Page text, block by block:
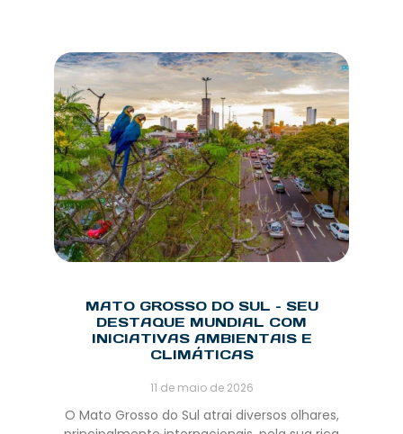
MATO GROSSO DO SUL – SEU
DESTAQUE MUNDIAL COM
INICIATIVAS AMBIENTAIS E
CLIMÁTICAS
11 de maio de 2026
O Mato Grosso do Sul atrai diversos olhares,